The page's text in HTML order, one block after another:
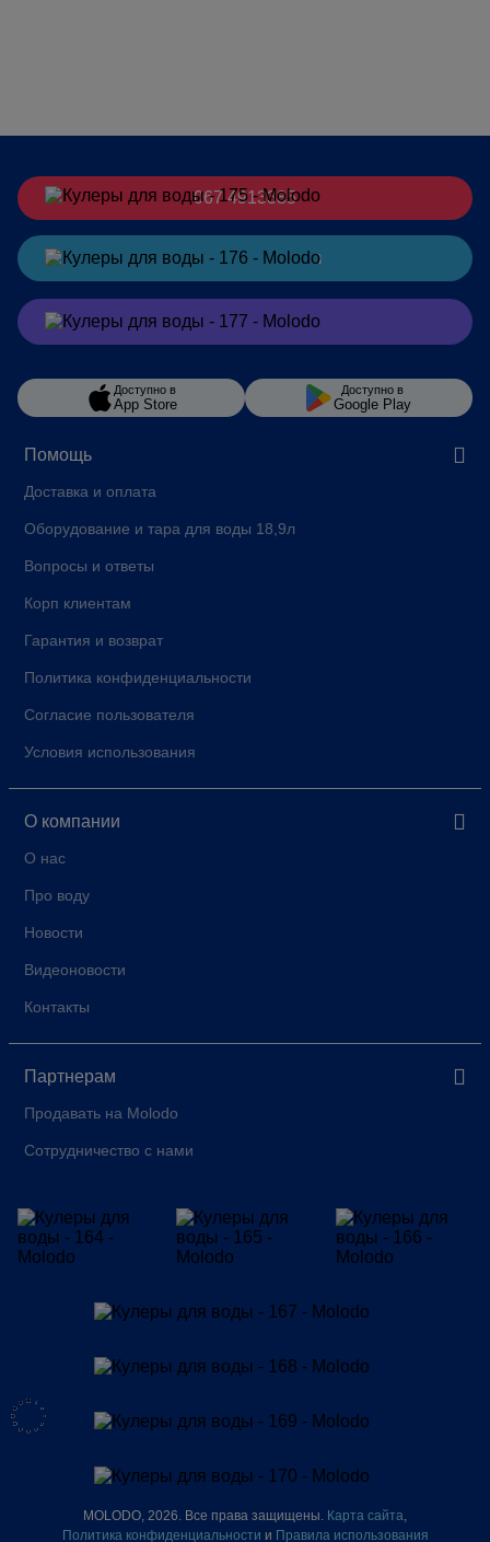
MOLODO, 2026. Все права защищены. Карта сайта,
Политика конфиденциальности и Правила использования
Помощь
Доставка и оплата
Оборудование и тара для воды 18,9л
Вопросы и ответы
Корп клиентам
Гарантия и возврат
Политика конфиденциальности
Согласие пользователя
Условия использования
О компании
О нас
Про воду
Новости
Видеоновости
Контакты
Партнерам
Продавать на Molodo
Сотрудничество с нами
067 4913385
Заказатьв Telegram
Заказатьв Viber
Доступно в
App Store
Доступно в
Google Play